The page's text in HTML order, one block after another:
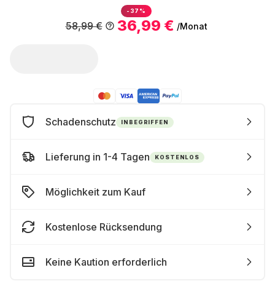
-37%
36,99 € /Monat
58,99 €
Schadenschutz INBEGRIFFEN
Lieferung in 1-4 Tagen KOSTENLOS
Möglichkeit zum Kauf
Kostenlose Rücksendung
Keine Kaution erforderlich